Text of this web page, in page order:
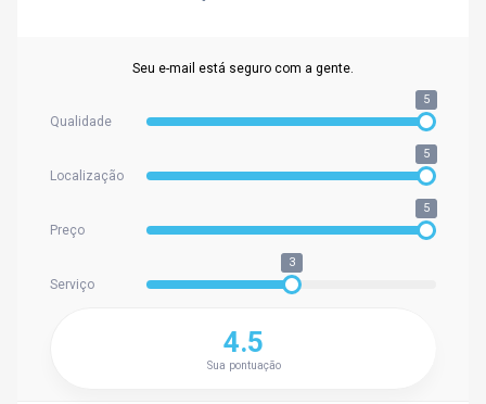
Seu e-mail está seguro com a gente.
Qualidade
5
Localização
5
Preço
5
Serviço
3
4.5
Sua pontuação